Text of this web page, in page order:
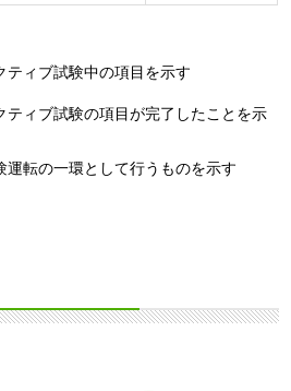
ティブ試験中の項目を示す
ティブ試験の項目が完了したことを示
運転の一環として行うものを示す